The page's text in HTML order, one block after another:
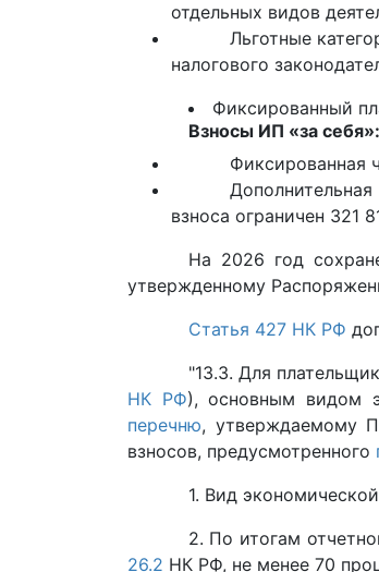
отдельных видов
Льготные
налогового
Фиксированный
Взносы ИП «за себя»:
Фиксированная
взноса ограничен 321
На 2026 год
утвержденному
Статья 427 НК РФ
"13.3. Для
НК РФ), основным видом
перечню, утверждаемому
взносов, предусмотренного
1. Вид
2. По итогам
26.2 НК РФ, не менее 70